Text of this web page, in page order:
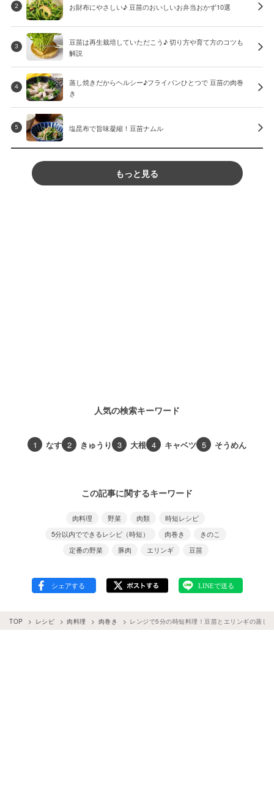
2 お財布にやさしい♪ 豆苗のおいしいお弁当おかず10選
3
豆苗は再生栽培していただこう♪ 切り方や育て方のコツも
解説
4
蒸し焼きだからヘルシー♪フライパンひとつで 豆苗の肉巻
き
5 塩昆布で旨味凝縮！豆苗ナムル
もっと見る
人気の検索キーワード
1 なす 2 きゅうり 3 大根 4 キャベツ 5 そうめん
この記事に関するキーワード
肉料理 野菜 肉類
時短レシピ
5分以内でできるレシピ（時短）
肉巻き
きのこ
定番の野菜
豚肉 エリンギ 豆苗
TOP レシピ 肉料理 肉巻き レンジで5分の時短料理！豆苗とエリンギの蒸し